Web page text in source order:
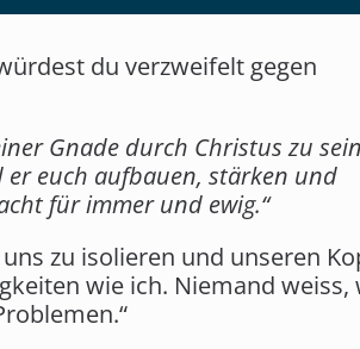
du verzweifelt gegen
Gnade durch Christus zu
euch aufbauen, stärken und
für immer und ewig.“
zu isolieren und unseren
wie ich. Niemand weiss,